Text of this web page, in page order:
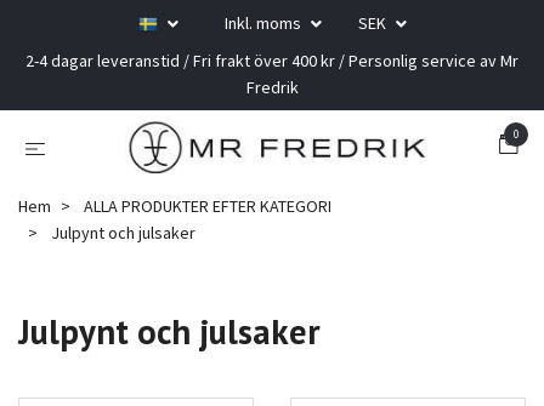
Inkl. moms
SEK
2-4 dagar leveranstid / Fri frakt över 400 kr / Personlig service av Mr
Fredrik
0
Hem
ALLA PRODUKTER EFTER KATEGORI
Julpynt och julsaker
Julpynt och julsaker